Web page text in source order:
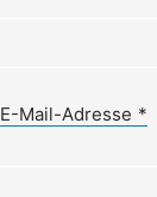
E-Mail-Adresse *